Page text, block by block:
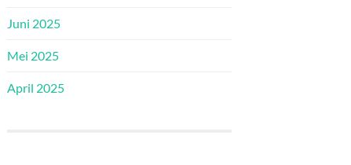
Juni 2025
Mei 2025
April 2025